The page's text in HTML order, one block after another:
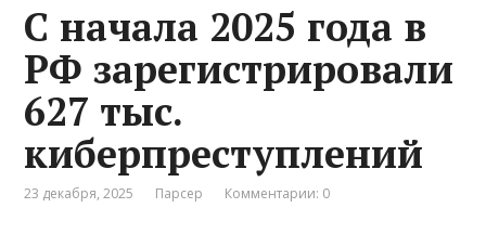
С начала 2025 года в
РФ зарегистрировали
627 тыс.
киберпреступлений
23 декабря, 2025 Парсер Комментарии: 0